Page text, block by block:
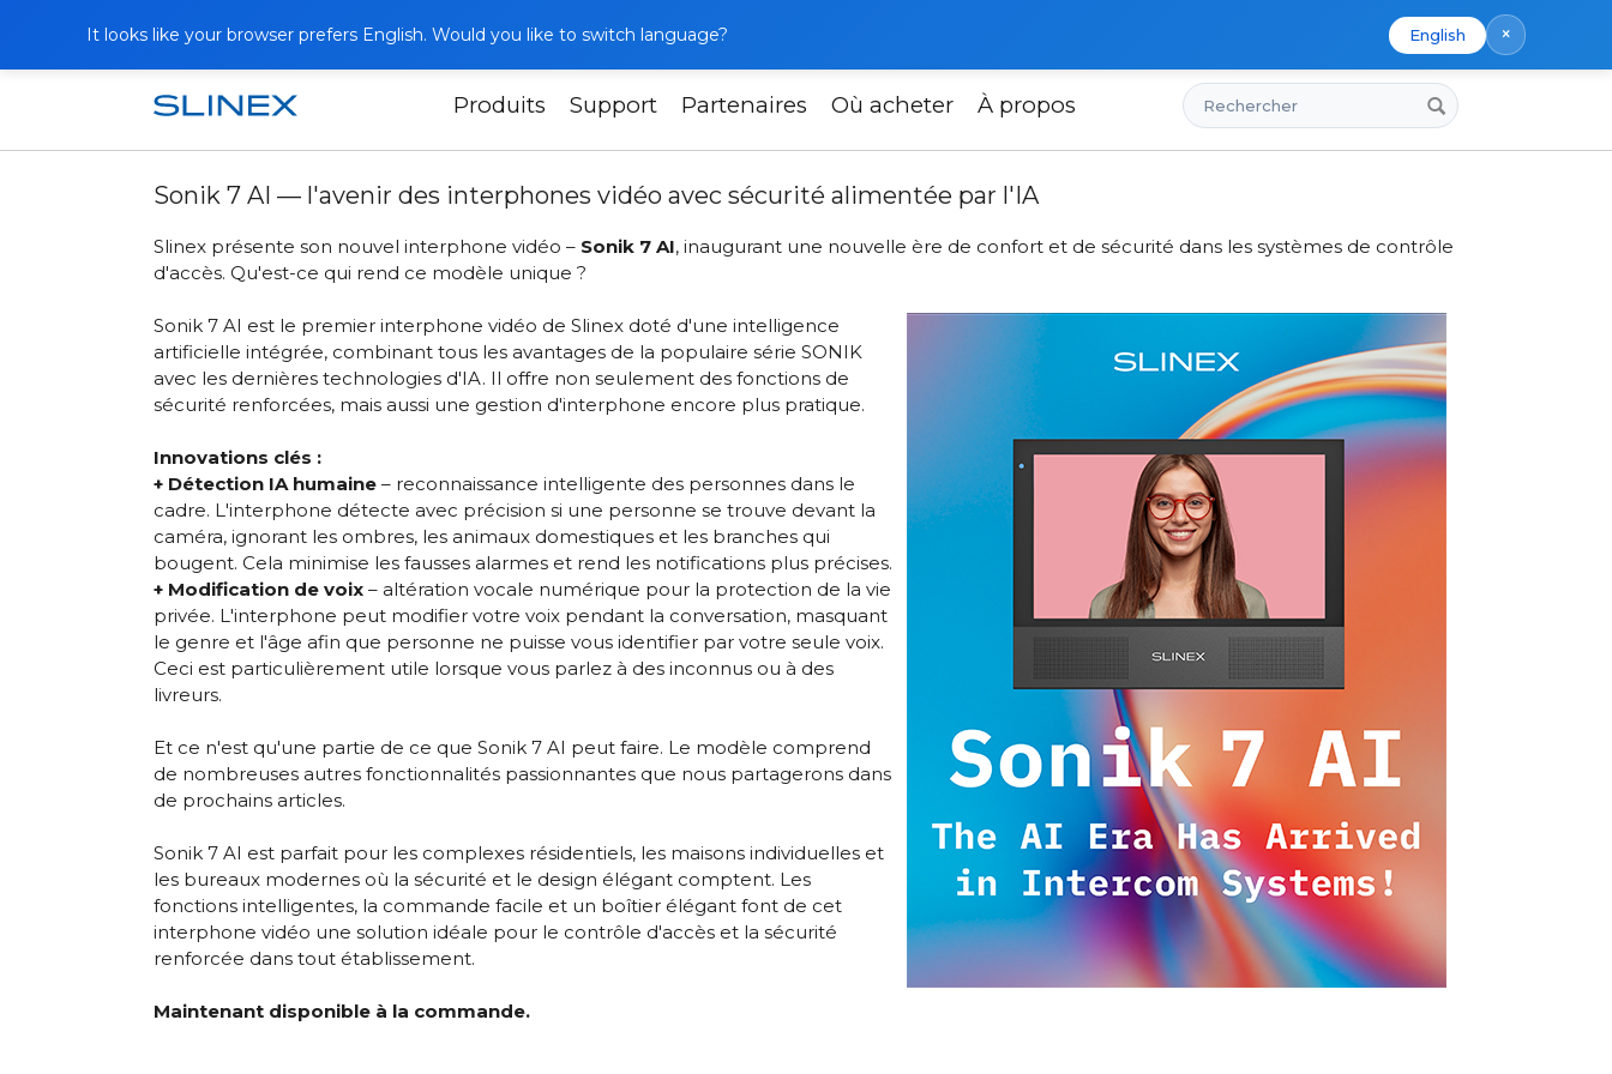
It looks like your browser prefers English. Would you like to switch language? English ×
Produits Support Partenaires Où acheter À propos Rechercher
Accueil Actualités Sonik 7 AI — l'avenir des interphones vidéo avec sécurité alimentée par l'IA
Sonik 7 AI — l'avenir des interphones vidéo avec sécurité alimentée par l'IA
Slinex présente son nouvel interphone vidéo – Sonik 7 AI, inaugurant une nouvelle ère de confort et de sécurité dans les systèmes de contrôle
d'accès. Qu'est-ce qui rend ce modèle unique ?
Sonik 7 AI est le premier interphone vidéo de Slinex doté d'une intelligence
artificielle intégrée, combinant tous les avantages de la populaire série SONIK
avec les dernières technologies d'IA. Il offre non seulement des fonctions de
sécurité renforcées, mais aussi une gestion d'interphone encore plus pratique.
Innovations clés :
+ Détection IA humaine– reconnaissance intelligente des personnes dans le
cadre. L'interphone détecte avec précision si une personne se trouve devant la
caméra, ignorant les ombres, les animaux domestiques et les branches qui
bougent. Cela minimise les fausses alarmes et rend les notifications plus précises.
+ Modification de voix– altération vocale numérique pour la protection de la vie
privée. L'interphone peut modifier votre voix pendant la conversation, masquant
le genre et l'âge afin que personne ne puisse vous identifier par votre seule voix.
Ceci est particulièrement utile lorsque vous parlez à des inconnus ou à des
livreurs.
Et ce n'est qu'une partie de ce que Sonik 7 AI peut faire. Le modèle comprend
de nombreuses autres fonctionnalités passionnantes que nous partagerons dans
de prochains articles.
Sonik 7 AI est parfait pour les complexes résidentiels, les maisons individuelles et
les bureaux modernes où la sécurité et le design élégant comptent. Les
fonctions intelligentes, la commande facile et un boîtier élégant font de cet
interphone vidéo une solution idéale pour le contrôle d'accès et la sécurité
renforcée dans tout établissement.
Maintenant disponible à la commande.